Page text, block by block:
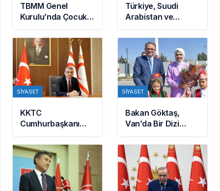
TBMM Genel
Kurulu’nda Çocuk
Koruma Kanunu
teklifinde yeni
maddeler kabul
edildi
Türkiye, Suudi
Arabistan ve
Pakistan arasında
Mekke Ortak
Savunma
Anlaşması
imzalandı
SIYASET
KKTC
Cumhurbaşkanı
Erhürman: BM’nin
Mayın Temizleme
Önerisi Rum
Tarafınca
Reddedildi
SIYASET
Bakan Göktaş,
Van’da Bir Dizi
Temasta Bulundu